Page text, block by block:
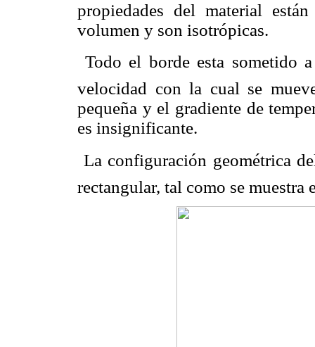
propiedades del material
volumen y son isotrópicas.
 Todo el borde esta
velocidad con la cual se
pequeña y el gradiente de
es insignificante.
 La configuración geométrica
rectangular, tal como se muestra